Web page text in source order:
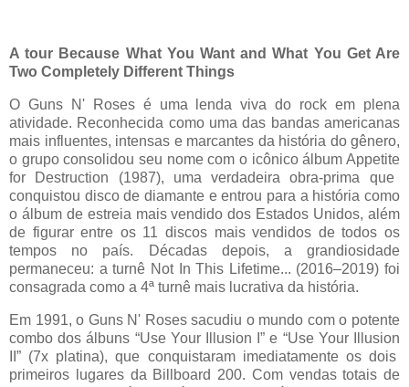
A tour Because What You Want and What You GetAre
Two Completely Different Things
O GunsN' Roses é uma lenda viva do rock em plena
atividade. Reconhecida como uma das bandas americanas
mais influentes, intensas e marcantes da história do gênero,
o grupo consolidou seu nome com o icônico álbum Appetite
for
Destruction (1987), uma verdadeira obra-prima que
conquistou disco de diamante e entrou para a história como
o álbum de estreia mais vendido dos Estados Unidos, além
de figurar entre os 11 discos mais vendidos de todos os
tempos no país. Décadas depois, a grandiosidade
permaneceu: a turnê NotInThis Lifetime... (2016–2019) foi
consagrada como a 4ª turnê mais lucrativa da história.
Em 1991, o GunsN' Roses sacudiu o mundo com o potente
combo dos álbuns “Use Your Illusion I” e “Use Your
Illusion
II” (7x platina), que conquistaram imediatamente os dois
primeiros lugares da Billboard 200. Com vendas totais de